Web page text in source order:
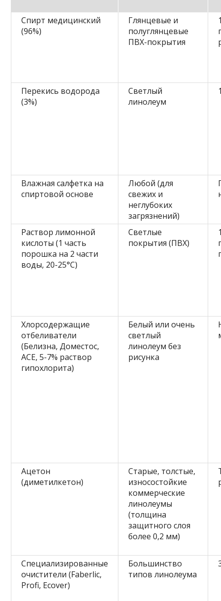
Спирт медицинский
(96%)
Глянцевые и
полуглянцевые
ПВХ-покрытия
Перекись водорода
(3%)
Светлый
линолеум
Влажная салфетка на
спиртовой основе
Любой (для
свежих и
неглубоких
загрязнений)
Раствор лимонной
кислоты (1 часть
порошка на 2 части
воды, 20-25°C)
Светлые
покрытия (ПВХ)
Хлорсодержащие
отбеливатели
(Белизна, Доместос,
ACE, 5-7% раствор
гипохлорита)
Белый или очень
светлый
линолеум без
рисунка
Ацетон
(диметилкетон)
Старые, толстые,
износостойкие
коммерческие
линолеумы
(толщина
защитного слоя
более 0,2 мм)
Специализированные
очистители (Faberlic,
Profi, Ecover)
Большинство
типов линолеума